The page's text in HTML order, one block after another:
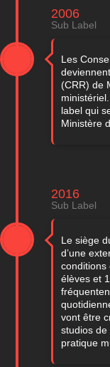
2006
Sub Label
Les
(CRR) de
label qui
Ministère
2016
Sub Label
Le siège
d’une
conditions
élèves et
vont être
studios de
pratique